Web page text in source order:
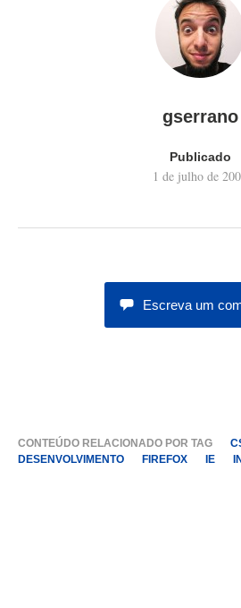
gserrano
Publicado
1 de julho de
Escreva um
CONTEÚDO RELACIONADO POR TAG
DESENVOLVIMENTO
FIREFOX IE